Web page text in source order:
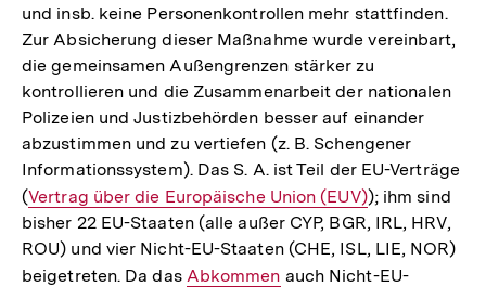
und insb. keine Personenkontrollen mehr stattfinden.
Zur Absicherung dieser Maßnahme wurde vereinbart,
die gemeinsamen Außengrenzen stärker zu
kontrollieren und die Zusammenarbeit der nationalen
Polizeien und Justizbehörden besser auf einander
abzustimmen und zu vertiefen (z. B. Schengener
Informationssystem). Das S. A. ist Teil der EU-Verträge
(Interner
Link:
Vertrag über die Europäische Union (EUV)); ihm sind
bisher 22 EU-Staaten (alle außer CYP, BGR, IRL, HRV,
ROU) und vier Nicht-EU-Staaten (CHE, ISL, LIE, NOR)
beigetreten. Da das Interner
Abkommen auch Nicht-EU-